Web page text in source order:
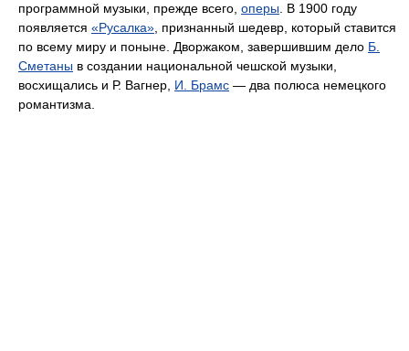
программной музыки, прежде всего, оперы . В 1900 году
появляется «Русалка» , признанный шедевр, который ставится
по всему миру и поныне. Дворжаком, завершившим дело Б.
Сметаны в создании национальной чешской музыки,
восхищались и Р. Вагнер, И. Брамс — два полюса немецкого
романтизма.